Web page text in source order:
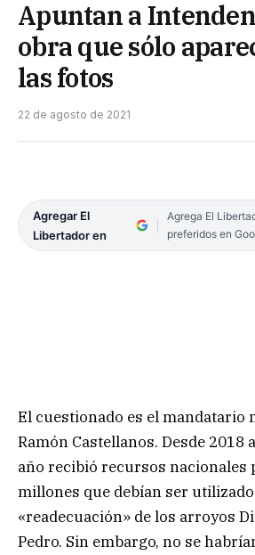
Apuntan a
obra que sólo
las fotos
22 de agosto de 2021
Agregar El
Libertador en
Agrega El
preferidos en
El cuestionado es el mandatario
Ramón Castellanos. Desde 2018
año recibió recursos nacionales
millones que debían ser
«readecuación» de los arroyos
Pedro. Sin embargo, no se